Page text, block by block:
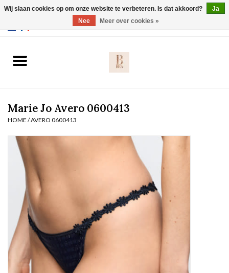
Slip
Body
Nachtmode
Solden
Homewear
Badmode
Marie Jo Avero 0600413
HOME /AVERO 0600413
Wij slaan cookies op om onze website te verbeteren. Is dat akkoord?
Ja
Nee
Meer over cookies »
Webshop werkt met EU maten. .